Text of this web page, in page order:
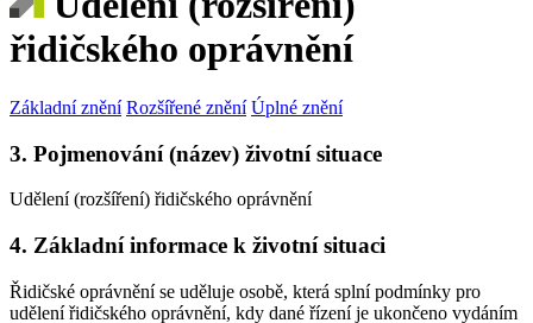
řidičského oprávnění
Základní znění Rozšířené znění Úplné znění
3. Pojmenování (název) životní situace
Udělení (rozšíření) řidičského oprávnění
4. Základní informace k životní situaci
Řidičské oprávnění se uděluje osobě, která splní podmínky pro
udělení řidičského oprávnění, kdy dané řízení je ukončeno vydáním